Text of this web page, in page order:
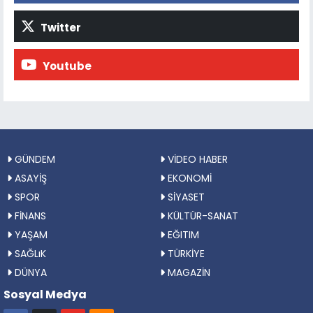
Twitter
Youtube
GÜNDEM
VİDEO HABER
ASAYİŞ
EKONOMİ
SPOR
SİYASET
FİNANS
KÜLTÜR-SANAT
YAŞAM
EĞITIM
SAĞLıK
TÜRKİYE
DÜNYA
MAGAZİN
Sosyal Medya